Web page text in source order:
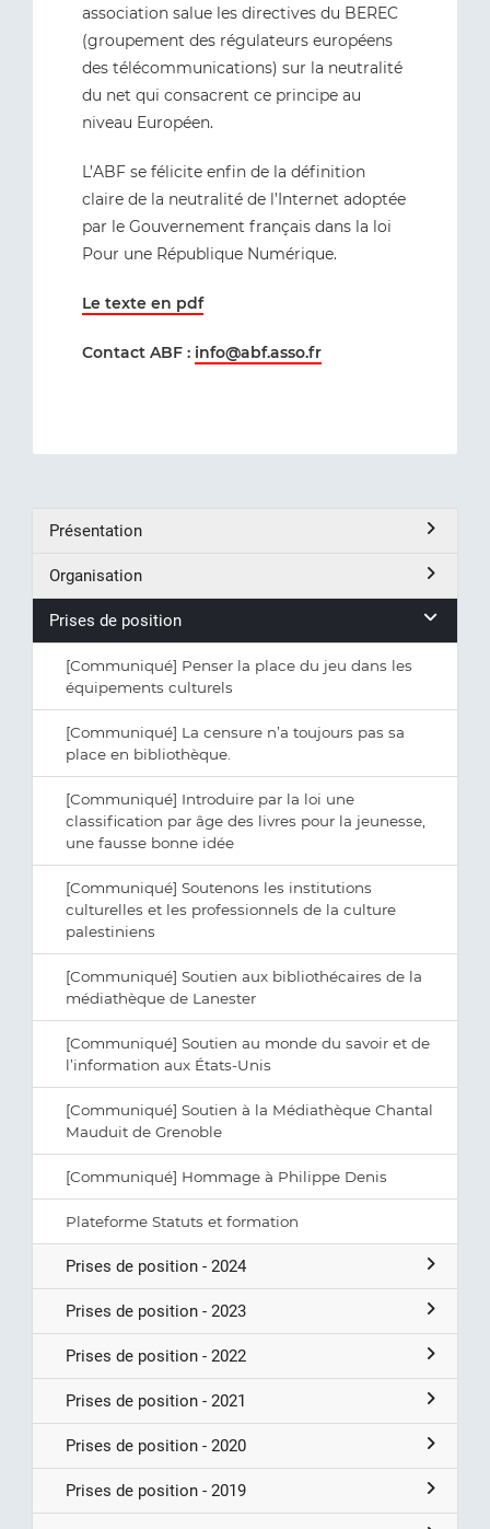
association salue les directives du BEREC
(groupement des régulateurs européens
des télécommunications) sur la neutralité
du net qui consacrent ce principe au
niveau Européen.
L’ABF se félicite enfin de la définition
claire de la neutralité de l’Internet adoptée
par le Gouvernement français dans la loi
Pour une République Numérique.
Le texte en pdf
Contact ABF : info@abf.asso.fr
Présentation
Organisation
Prises de position
[Communiqué] Penser la place du jeu dans les
équipements culturels
[Communiqué] La censure n’a toujours pas sa
place en bibliothèque.
[Communiqué] Introduire par la loi une
classification par âge des livres pour la jeunesse,
une fausse bonne idée
[Communiqué] Soutenons les institutions
culturelles et les professionnels de la culture
palestiniens
[Communiqué] Soutien aux bibliothécaires de la
médiathèque de Lanester
[Communiqué] Soutien au monde du savoir et de
l’information aux États-Unis
[Communiqué] Soutien à la Médiathèque Chantal
Mauduit de Grenoble
[Communiqué] Hommage à Philippe Denis
Plateforme Statuts et formation
Prises de position - 2024
Prises de position - 2023
Prises de position - 2022
Prises de position - 2021
Prises de position - 2020
Prises de position - 2019